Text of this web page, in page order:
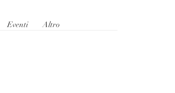
Eventi Altro